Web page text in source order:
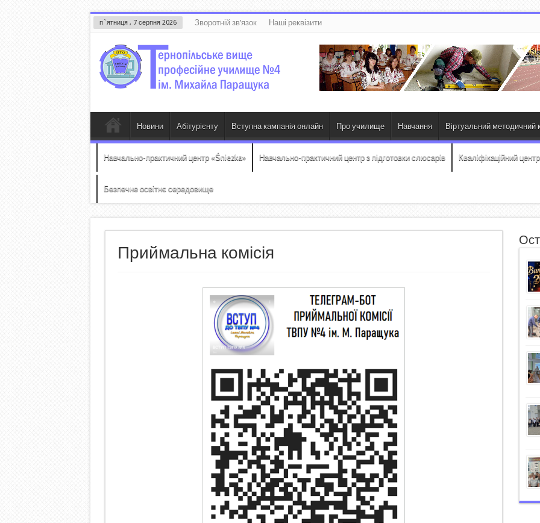
п`ятниця , 7 серпня 2026 Зворотній зв’язок Наші реквізити
Новини Абітурієнту Вступна кампанія онлайн Про училище Навчання Віртуальний методичний
Навчально-практичний центр «Śniezka» Навчально-практичний центр з підготовки слюсарів Кваліфікаційний центр
Безпечне освітнє середовище
Приймальна комісія